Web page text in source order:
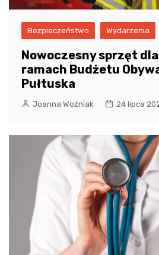
Bezpieczeństwo Wydarzenia
Nowoczesny sprzęt dla
ramach Budżetu
Pułtuska
Joanna Woźniak 24 lipca